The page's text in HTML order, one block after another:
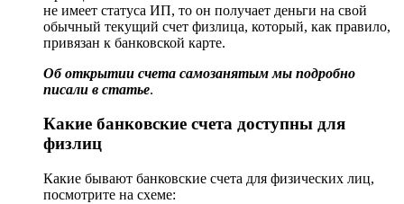
не имеет статуса ИП, то он получает деньги на свой
обычный текущий счет физлица, который, как правило,
привязан к банковской карте.
Об открытии счета самозанятым мы подробно
писали в статье.
Какие банковские счета доступны для
физлиц
Какие бывают банковские счета для физических лиц,
посмотрите на схеме: